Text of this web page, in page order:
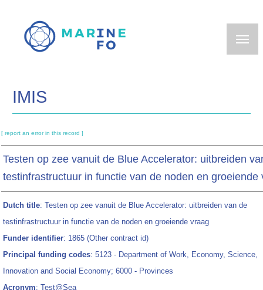
main
IMIS
[ report an error in this record ]
Testen op zee vanuit de Blue Accelerator: uitbreiden
testinfrastructuur in functie van de noden en groeiende
Dutch title: Testen op zee vanuit de Blue Accelerator: uitbreiden van de
testinfrastructuur in functie van de noden en groeiende vraag
Funder identifier: 1865 (Other contract id)
Principal funding codes: 5123 - Department of Work, Economy, Science,
Innovation and Social Economy; 6000 - Provinces
Acronym: Test@Sea